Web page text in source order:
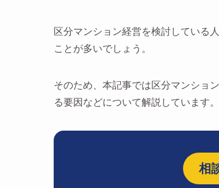
区分マンション経営を検討している
ことが多いでしょう。
そのため、本記事では区分マンショ
る要因などについて解説しています。
相